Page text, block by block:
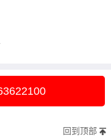
回到顶部